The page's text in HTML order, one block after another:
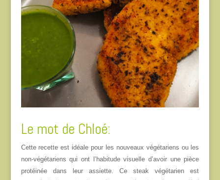
Le mot de Chloé:
Cette recette est idéale pour les nouveaux végétariens ou les
non-végétariens qui ont l’habitude visuelle d’avoir une pièce
protéinée dans leur assiette.Ce steak végétarien est